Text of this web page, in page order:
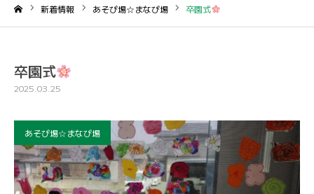
新着情報 あそび場☆まなび場 卒園式
卒園式
2025.03.25
あそび場☆まなび場